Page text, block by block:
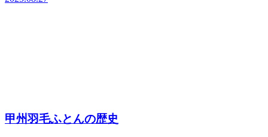
甲州羽毛ふとんの歴史